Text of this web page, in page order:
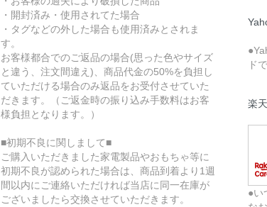
・開封済み・使用されてた場合
・タグなどの外した場合も使用済みとされま
す。
お客様都合でのご返品の場合(思った色やサイズ
と違う、注文間違え)、商品代金の50%を負担し
ていただける場合のみ返品をお受付させていた
だきます。（ご返金時の振り込み手数料はお客
様負担となります。）
■初期不良に関しまして■
ご購入いただきました家電製品やおもちゃ等に
初期不良が認められた場合は、商品到着より1週
間以内にご連絡いただければ当店に同一在庫が
ございましたら交換させていただきます。
ド
楽
●い